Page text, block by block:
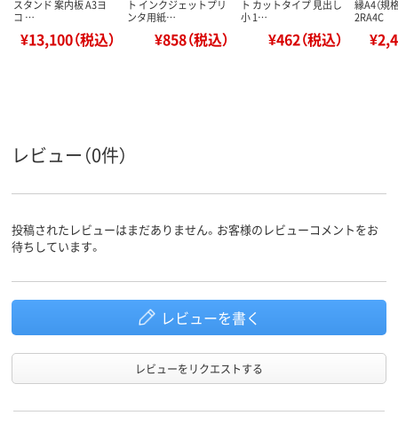
スタンド 案内板 A3ヨ
コ …
¥13,100（税込）
ト インクジェットプリ
ンタ用紙…
¥858（税込）
ト カットタイプ 見出し
小 1…
¥462（税込）
縁A4（規
2RA4C
レビュー（0件）
投稿されたレビューはまだありません。お客様のレビューコメントをお
待ちしています。
レビューを書く
レビューをリクエストする